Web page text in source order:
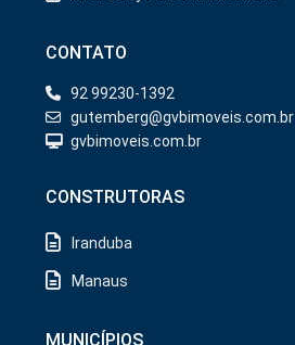
CONTATO
92 99230-1392
gutemberg@gvbimoveis.com.br
gvbimoveis.com.br
CONSTRUTORAS
Iranduba
Manaus
MUNICÍPIOS